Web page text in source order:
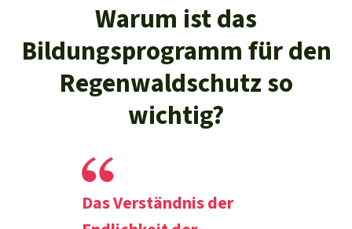
Warum ist das
Bildungsprogramm für den
Regenwaldschutz so
wichtig?
Das Verständnis der